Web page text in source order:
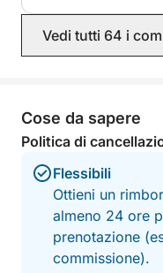
Vedi tutti 64 i
Cose da sapere
Politica di
Flessibili
Ottieni un
almeno 24 ore
prenotazione
commissione).